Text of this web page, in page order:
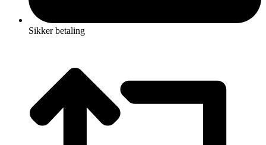
Sikker betaling